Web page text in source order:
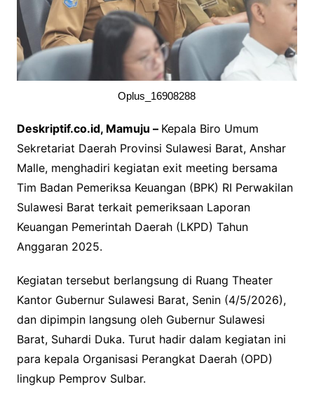
Oplus_16908288
Deskriptif.co.id, Mamuju – Kepala Biro Umum
Sekretariat Daerah Provinsi Sulawesi Barat, Anshar
Malle, menghadiri kegiatan exit meeting bersama
Tim Badan Pemeriksa Keuangan (BPK) RI Perwakilan
Sulawesi Barat terkait pemeriksaan Laporan
Keuangan Pemerintah Daerah (LKPD) Tahun
Anggaran 2025.
Kegiatan tersebut berlangsung di Ruang Theater
Kantor Gubernur Sulawesi Barat, Senin (4/5/2026),
dan dipimpin langsung oleh Gubernur Sulawesi
Barat, Suhardi Duka. Turut hadir dalam kegiatan ini
para kepala Organisasi Perangkat Daerah (OPD)
lingkup Pemprov Sulbar.